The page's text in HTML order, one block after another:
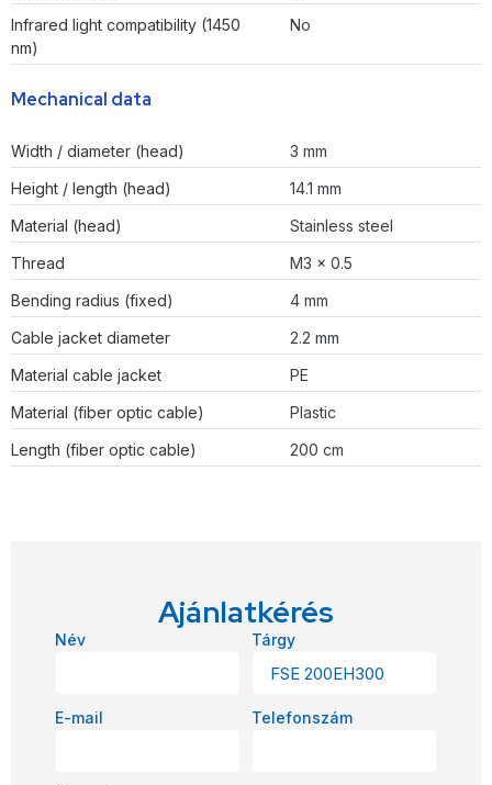
Infrared light compatibility (1450
nm)
No
Mechanical data
Width / diameter (head)
3 mm
Height / length (head)
14.1 mm
Material (head)
Stainless steel
Thread
M3 x 0.5
Bending radius (fixed)
4 mm
Cable jacket diameter
2.2 mm
Material cable jacket
PE
Material (fiber optic cable)
Plastic
Length (fiber optic cable)
200 cm
Ajánlatkérés
Név Tárgy
E-mail Telefonszám